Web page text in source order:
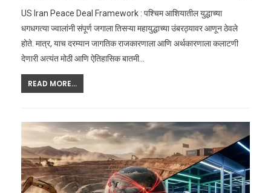
US Iran Peace Deal Framework : पश्चिम आशियातील युद्धाच्या
धगधगत्या ज्वालांनी संपूर्ण जगाला तिसऱ्या महायुद्धाच्या उंबरठ्यावर आणून ठेवले
होते. मात्र, याच दरम्यान जागतिक राजकारणाला आणि अर्थकारणाला कलाटणी
देणारी अत्यंत मोठी आणि ऐतिहासिक बातमी…
READ MORE...